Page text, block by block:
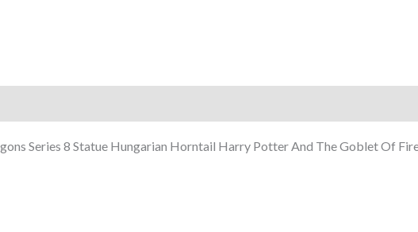
28
Series 8 Statue Hungarian Horntail Harry Potter And The Goblet Of